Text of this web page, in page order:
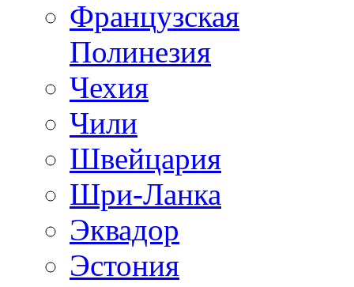
Французская
Полинезия
Чехия
Чили
Швейцария
Шри-Ланка
Эквадор
Эстония